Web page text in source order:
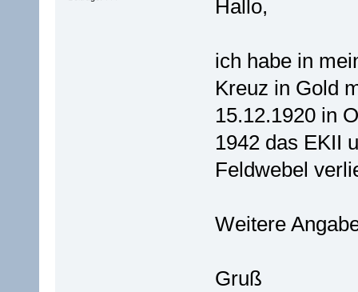
Hallo,
ich habe in
Kreuz in Gold
15.12.1920 in
1942 das EKII
Feldwebel
Weitere
Gruß